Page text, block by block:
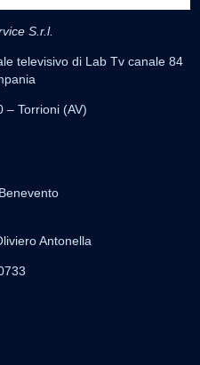
S.r.l.
televisivo di Lab Tv canale 84
– Torrioni (AV)
Antonella